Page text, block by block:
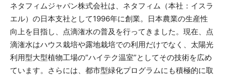
ネタフィムジャパン株式会社は、ネタフィム（本社：イスラ
エル）の日本支社として1996年に創業。日本農業の生産性
向上を目指し、点滴潅水の普及を行ってきました。現在、点
滴潅水はハウス栽培や露地栽培での利用だけでなく、太陽光
利用型大型植物工場の”ハイテク温室”としてその技術を広め
ています。さらには、都市型緑化プログラムにも積極的に取